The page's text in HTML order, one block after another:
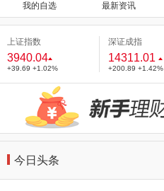
我的自选 最新资讯
上证指数
3940.04
+39.69 +1.02%
深证成指
14311.01
+200.89 +1.42%
今日头条